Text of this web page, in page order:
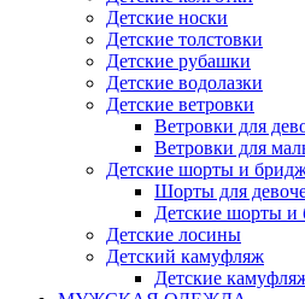
Детские носки
Детские толстовки
Детские рубашки
Детские водолазки
Детские ветровки
Ветровки для
Ветровки для
Детские шорты и
Шорты для
Детские шорты и
Детские лосины
Детский камуфляж
Детские